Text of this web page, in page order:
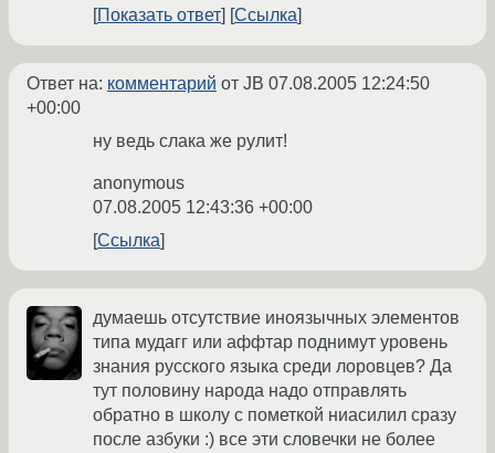
Показать ответ
Ссылка
Ответ на: комментарий от JB 07.08.2005 12:24:50
+00:00
ну ведь слака же рулит!
anonymous
07.08.2005 12:43:36 +00:00
Ссылка
думаешь отсутствие иноязычных элементов
типа мудагг или аффтар поднимут уровень
знания русского языка среди лоровцев? Да
тут половину народа надо отправлять
обратно в школу с пометкой ниасилил сразу
после азбуки :) все эти словечки не более